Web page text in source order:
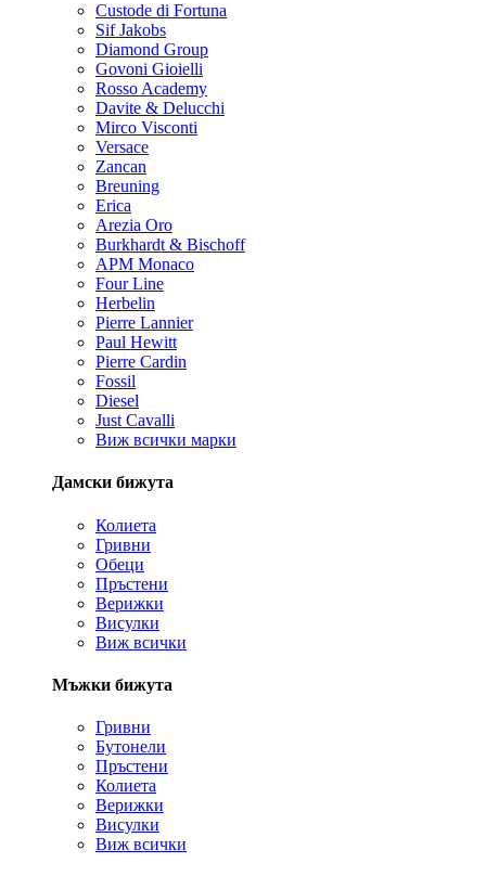
Custode di Fortuna
Sif Jakobs
Diamond Group
Govoni Gioielli
Rosso Academy
Davite & Delucchi
Mirco Visconti
Versace
Zancan
Breuning
Erica
Arezia Oro
Burkhardt & Bischoff
APM Monaco
Four Line
Herbelin
Pierre Lannier
Paul Hewitt
Pierre Cardin
Fossil
Diesel
Just Cavalli
Виж всички марки
Дамски бижута
Колиета
Гривни
Обеци
Пръстени
Верижки
Висулки
Виж всички
Мъжки бижута
Гривни
Бутонели
Пръстени
Колиета
Верижки
Висулки
Виж всички